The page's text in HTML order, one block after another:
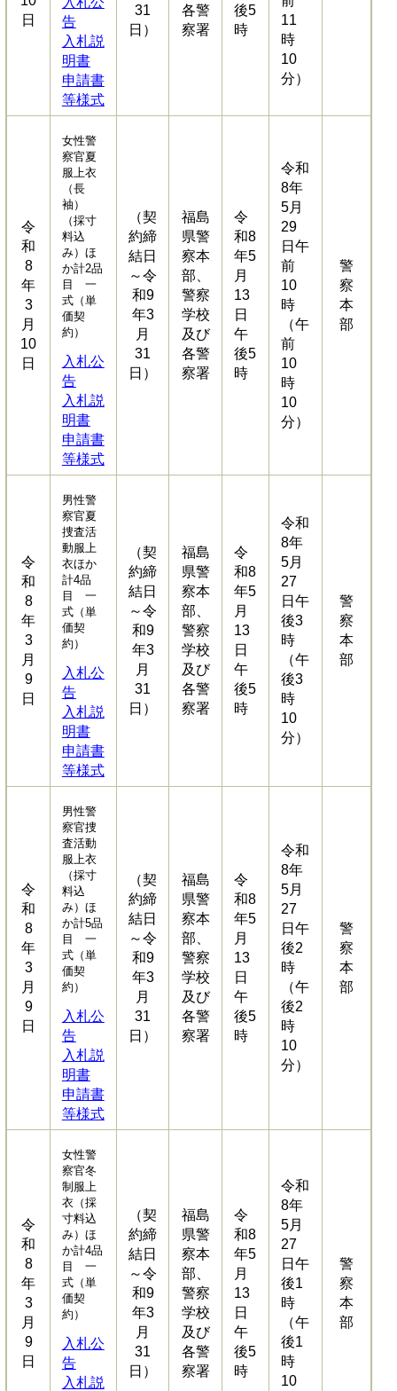
日
告
入札説
明書
申請書
等様式
31
日）
各警
察署
後5
時
11
時
10
分）
令
和
8
年
3
月
10
日
女性警
察官夏
服上衣
（長
袖）
（採寸
料込
み）ほ
か計2品
目 一
式（単
価契
約）
入札公
告
入札説
明書
申請書
等様式
（契
約締
結日
～令
和9
年3
月
31
日）
福島
県警
察本
部、
警察
学校
及び
各警
察署
令
和8
年5
月
13
日
午
後5
時
令和
8年
5月
29
日午
前
10
時
（午
前
10
時
10
分）
警
察
本
部
令
和
8
年
3
月
9
日
男性警
察官夏
捜査活
動服上
衣ほか
計4品
目 一
式（単
価契
約）
入札公
告
入札説
明書
申請書
等様式
（契
約締
結日
～令
和9
年3
月
31
日）
福島
県警
察本
部、
警察
学校
及び
各警
察署
令
和8
年5
月
13
日
午
後5
時
令和
8年
5月
27
日午
後3
時
（午
後3
時
10
分）
警
察
本
部
令
和
8
年
3
月
9
日
男性警
察官捜
査活動
服上衣
（採寸
料込
み）ほ
か計5品
目 一
式（単
価契
約）
入札公
告
入札説
明書
申請書
等様式
（契
約締
結日
～令
和9
年3
月
31
日）
福島
県警
察本
部、
警察
学校
及び
各警
察署
令
和8
年5
月
13
日
午
後5
時
令和
8年
5月
27
日午
後2
時
（午
後2
時
10
分）
警
察
本
部
令
和
8
年
3
月
9
日
女性警
察官冬
制服上
衣（採
寸料込
み）ほ
か計4品
目 一
式（単
価契
約）
入札公
告
入札説
（契
約締
結日
～令
和9
年3
月
31
日）
福島
県警
察本
部、
警察
学校
及び
各警
察署
令
和8
年5
月
13
日
午
後5
時
令和
8年
5月
27
日午
後1
時
（午
後1
時
10
警
察
本
部